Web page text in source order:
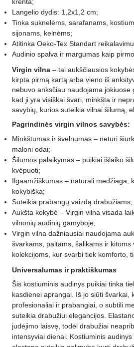
Langelio dydis: 1,2x1,2 cm;
Tinka suknelėms, sarafanams,
sijonams, kelnėms;
Atitinka Oeko-Tex Standart
Audinio spalva ir margumas kaip
Virgin vilna – tai aukščiausios
kirpta pirmą kartą arba vieno iš
nebuvo anksčiau naudojama jokiuose
kad ji yra visiškai švari, minkšta ir
savybių, kurios suteikia vilnai šilumą,
Pagrindinės virgin vilnos savybės:
Minkštumas ir švelnumas – neturi
maloni odai;
Šilumos palaikymas – puikiai išlaiko
kvėpuoti;
Ilgaamžiškumas – natūrali medžiaga,
kokybiška;
Suteikia prabangų vaizdą drabužiams;
Aukšta kokybė – Virgin vilna visada
vilnonių audinių gamyboje;
Virgin vilna dažniausiai naudojama
švarkams, paltams, šalikams ir kitoms
kolekcijoms, kur svarbi tiek komforto,
Universalumas ir praktiškumas
Šis kostiuminis audinys puikiai tinka
kasdienei aprangai. Iš jo siūti švarkai,
profesionaliai ir prabangiai, o subtili
suteikia drabužiui elegancijos.
judėjimo laisvę, todėl drabužiai
intensyviai dienai. Kostiuminis